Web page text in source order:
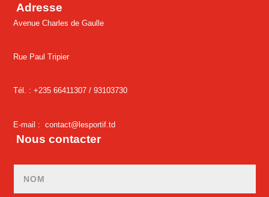
Adresse
Avenue Charles de Gaulle
Rue Paul Tripier
Tél. : +235 66411307 /93103730
E-mail :contact@lesportif.td
Nous contacter